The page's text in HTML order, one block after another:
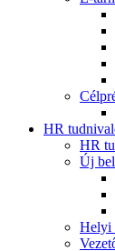
HR
HR
Új
Helyi